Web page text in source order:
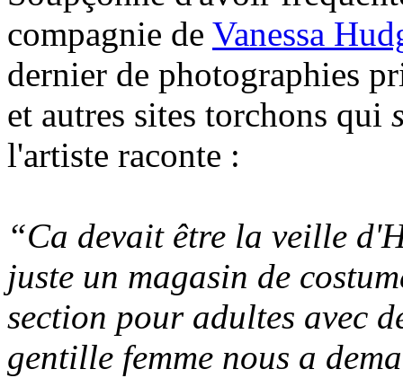
compagnie de Vanessa
dernier de photographies
et autres sites torchons qui
l'artiste raconte :
“Ca devait être la veille
juste un magasin de
section pour adultes avec
gentille femme nous a